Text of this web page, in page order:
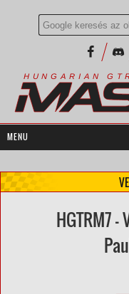
H U N G A R I A N G T
HGTRM7